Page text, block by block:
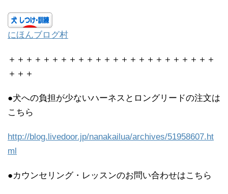
にほんブログ村
＋＋＋＋＋＋＋＋＋＋＋＋＋＋＋＋＋＋＋＋＋＋＋＋
＋＋＋
●犬への負担が少ないハーネスとロングリードの注文は
こちら
http://blog.livedoor.jp/nanakailua/archives/51958607.ht
ml
●カウンセリング・レッスンのお問い合わせはこちら